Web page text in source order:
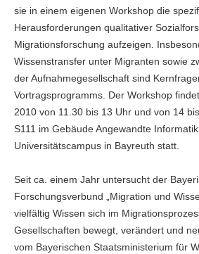
sie in einem eigenen Workshop die
Herausforderungen qualitativer
Migrationsforschung aufzeigen.
Wissenstransfer unter Migranten sowie
der Aufnahmegesellschaft sind
Vortragsprogramms. Der Workshop
2010 von 11.30 bis 13 Uhr und von 14
S111 im Gebäude Angewandte
Universitätscampus in Bayreuth statt.
Seit ca. einem Jahr untersucht der
Forschungsverbund „Migration und
vielfältig Wissen sich im
Gesellschaften bewegt, verändert und
vom Bayerischen Staatsministerium für